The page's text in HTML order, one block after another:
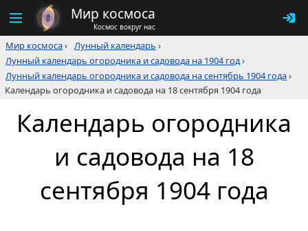
Мир космоса
Космос вокруг нас
Мир космоса› Лунный календарь ›
Лунный календарь огородника и садовода на 1904 год›
Лунный календарь огородника и садовода на сентябрь 1904 года›
Календарь огородника и садовода на 18 сентября 1904 года
Календарь огородника
и садовода на 18
сентября 1904 года